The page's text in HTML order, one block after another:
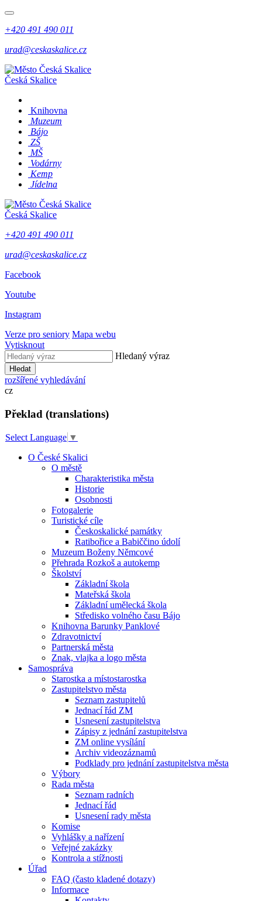
+420 491 490 011
urad@ceskaskalice.cz
Česká Skalice
Knihovna
Muzeum
Bájo
ZŠ
MŠ
Vodárny
Kemp
Jídelna
Česká Skalice
+420 491 490 011
urad@ceskaskalice.cz
Facebook
Youtube
Instagram
Verze pro seniory Mapa webu
Vytisknout
Hledaný výraz
Hledat
rozšířené vyhledávání
cz
Překlad (translations)
Select Language ▼
O České Skalici
O městě
Charakteristika města
Historie
Osobnosti
Fotogalerie
Turistické cíle
Českoskalické památky
Ratibořice a Babiččino údolí
Muzeum Boženy Němcové
Přehrada Rozkoš a autokemp
Školství
Základní škola
Mateřská škola
Základní umělecká škola
Středisko volného času Bájo
Knihovna Barunky Panklové
Zdravotnictví
Partnerská města
Znak, vlajka a logo města
Samospráva
Starostka a místostarostka
Zastupitelstvo města
Seznam zastupitelů
Jednací řád ZM
Usnesení zastupitelstva
Zápisy z jednání zastupitelstva
ZM online vysílání
Archiv videozáznamů
Podklady pro jednání zastupitelstva města
Výbory
Rada města
Seznam radních
Jednací řád
Usnesení rady města
Komise
Vyhlášky a nařízení
Veřejné zakázky
Kontrola a stížnosti
Úřad
FAQ (často kladené dotazy)
Informace